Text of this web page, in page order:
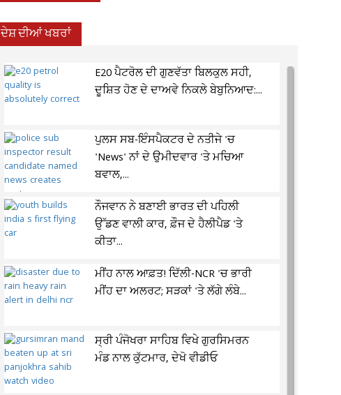
ਦੇਸ਼ ਦੀਆਂ ਖਬਰਾਂ
E20 ਪੈਟਰੋਲ ਦੀ ਗੁਣਵੱਤਾ ਬਿਲਕੁਲ ਸਹੀ,
ਦੂਸ਼ਿਤ ਹੋਣ ਦੇ ਦਾਅਵੇ ਨਿਕਲੇ ਬੇਬੁਨਿਆਦ:...
ਪੁਲਸ ਸਬ-ਇੰਸਪੈਕਟਰ ਦੇ ਨਤੀਜੇ 'ਚ
'News' ਨਾਂ ਦੇ ਉਮੀਦਵਾਰ 'ਤੇ ਮਚਿਆ
ਬਵਾਲ,...
ਨੌਜਵਾਨ ਨੇ ਬਣਾਈ ਭਾਰਤ ਦੀ ਪਹਿਲੀ
ਉੱਡਣ ਵਾਲੀ ਕਾਰ, ਫ਼ੌਜ ਦੇ ਹੈਲੀਪੈਡ 'ਤੇ
ਕੀਤਾ...
ਮੀਂਹ ਨਾਲ ਆਫ਼ਤ! ਦਿੱਲੀ-NCR 'ਚ ਭਾਰੀ
ਮੀਂਹ ਦਾ ਅਲਰਟ; ਸੜਕਾਂ 'ਤੇ ਲੱਗੇ ਲੰਬੇ...
ਸ੍ਰੀ ਪੰਜੋਖਰਾ ਸਾਹਿਬ ਵਿਖੇ ਗੁਰਸਿਮਰਨ
ਮੰਡ ਨਾਲ ਕੁੱਟਮਾਰ, ਦੇਖੋ ਵੀਡੀਓ